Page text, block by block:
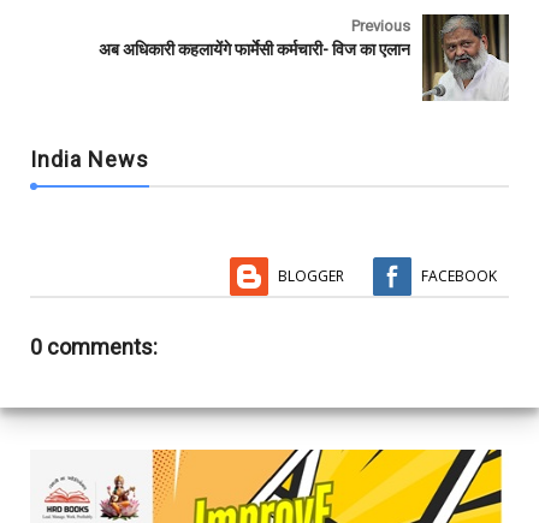
Previous
अब अधिकारी कहलायेंगे फार्मेसी कर्मचारी- विज का एलान
India News
BLOGGER FACEBOOK
0 comments: